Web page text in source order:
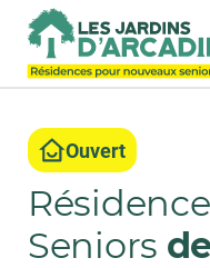
Ouvert
Seniors